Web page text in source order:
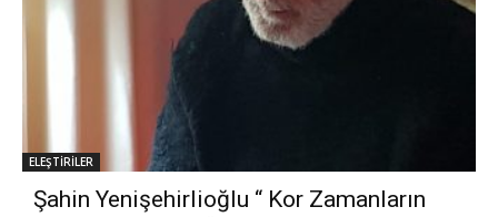
ELEŞTİRİLER
Şahin Yenişehirlioğlu “ Kor Zamanların